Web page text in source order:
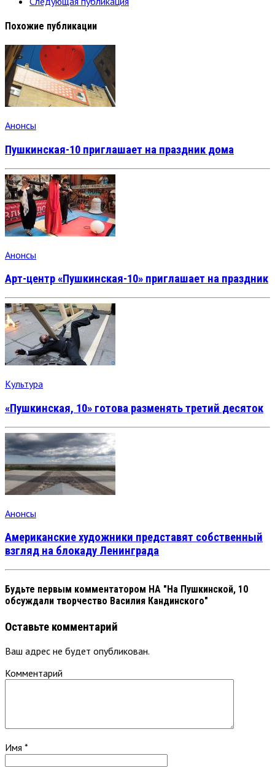
Похожие публикации
Анонсы
Пушкинская-10 приглашает на праздник дома
Анонсы
Арт-центр «Пушкинская-10» приглашает на праздник
Культура
«Пушкинская, 10» готова разменять третий десяток
Анонсы
Американские художники представят собственный
взгляд на блокаду Ленинграда
Будьте первым комментатором НА "На Пушкинской, 10
обсуждали творчество Василия Кандинского"
Оставьте комментарий
Ваш адрес не будет опубликован.
Комментарий
Имя *